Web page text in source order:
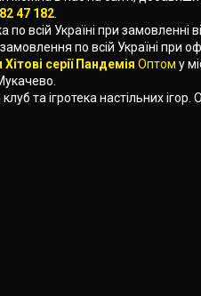
47 182
всій Україні при замовленні
по всій Україні при
Хітові серії ПандеміяОптом у
та ігротека настільних ігор.